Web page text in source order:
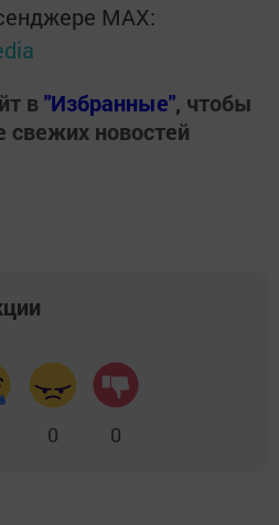
MАХ:
в"Избранные", чтобы
свежих новостей
0 0